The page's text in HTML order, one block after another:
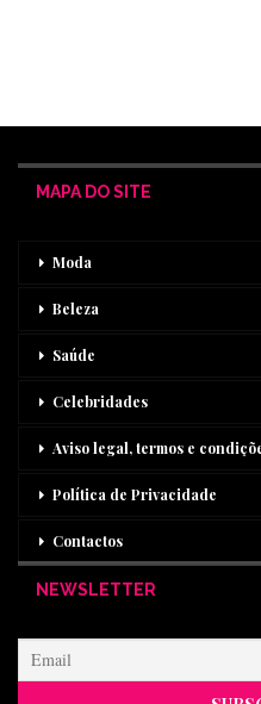
MAPA DO SITE
Moda
Beleza
Saúde
Celebridades
Aviso legal, termos e
Política de Privacidade
Contactos
NEWSLETTER